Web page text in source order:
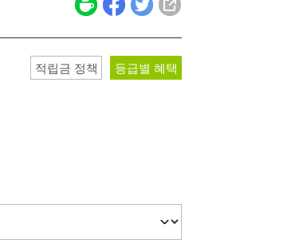
시드물통신
전 어떻게 써요?
공지사항
성분사전
최근본상품
위시리스트
적립금 정책 등급별 혜택